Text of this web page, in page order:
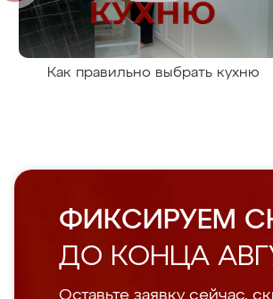
Как правильно выбрать кухню
ФИКСИРУЕМ
ДО КОНЦА
Оставьте заявку сейчас,